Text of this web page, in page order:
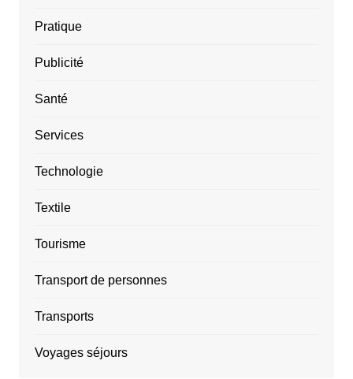
Pratique
Publicité
Santé
Services
Technologie
Textile
Tourisme
Transport de personnes
Transports
Voyages séjours